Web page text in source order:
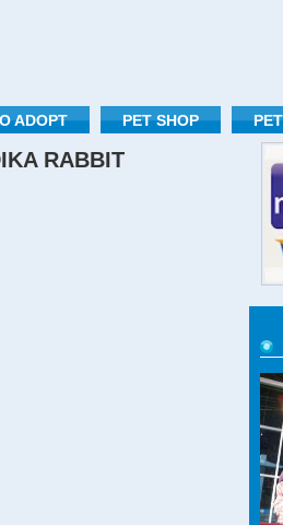
ADOPT PET SHOP
RABBIT